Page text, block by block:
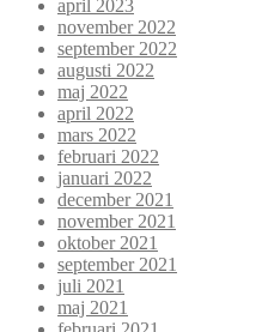
april 2023
november 2022
september 2022
augusti 2022
maj 2022
april 2022
mars 2022
februari 2022
januari 2022
december 2021
november 2021
oktober 2021
september 2021
juli 2021
maj 2021